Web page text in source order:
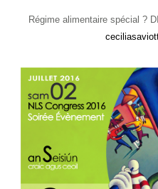
Régime alimentaire spécial ?